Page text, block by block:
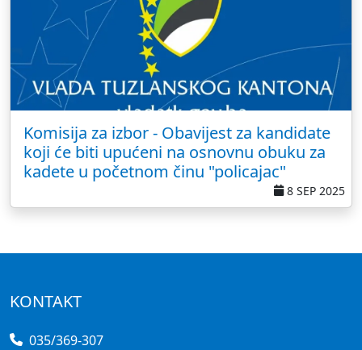
Komisija za izbor - Obavijest za kandidate
koji će biti upućeni na osnovnu obuku za
kadete u početnom činu "policajac"
8 SEP 2025
KONTAKT
035/369-307